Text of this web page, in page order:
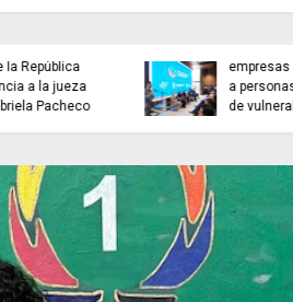
empresas que contraten
a personas en situación
de vulnerabilidad